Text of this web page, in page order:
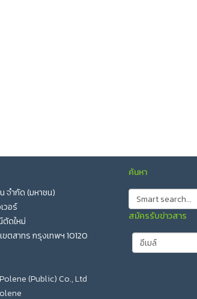
จำกัด (มหาชน)
วอร์
ดใหม่
ขตสาทร กรุงเทพฯ 10120
(Public) Co., Ltd
ค้นหา
สมัครรับข่าวสาร